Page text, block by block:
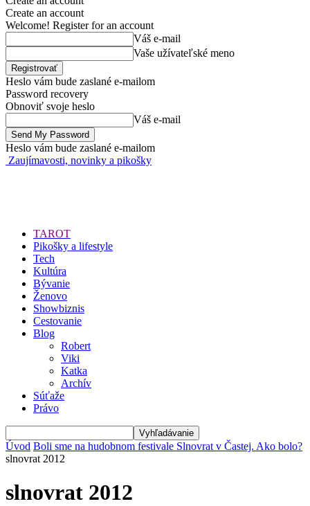
Create an account
Welcome! Register for an account
Váš e-mail
Vaše užívateľské meno
Heslo vám bude zaslané e-mailom
Password recovery
Obnoviť svoje heslo
Váš e-mail
Heslo vám bude zaslané e-mailom
Zaujímavosti, novinky a pikošky
TAROT
Pikošky a lifestyle
Tech
Kultúra
Bývanie
Ženovo
Showbiznis
Cestovanie
Blog
Robert
Viki
Katka
Archív
Súťaže
Právo
Úvod Boli sme na hudobnom festivale Slnovrat v Častej. Ako bolo?
slnovrat 2012
slnovrat 2012